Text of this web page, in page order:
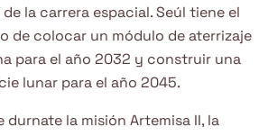
la carrera espacial. Seúl tiene el
de colocar un módulo de aterrizaje
para el año 2032 y construir una
lunar para el año 2045.
durnate la misión Artemisa II, la